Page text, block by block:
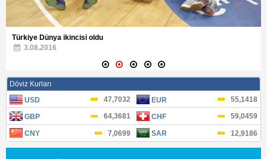
Türkiye Dünya ikincisi oldu
3.08.2016